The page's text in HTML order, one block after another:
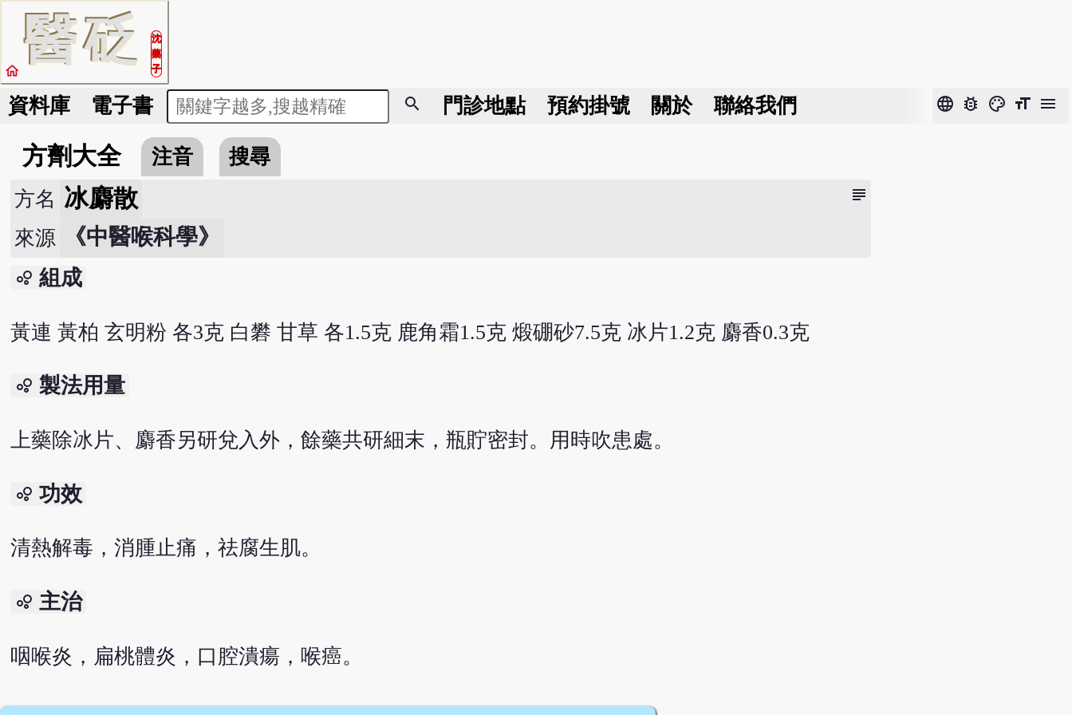
醫砭
沈
藥
子
home
資料庫 電子書 search 門診地點 預約掛號 關於 聯絡我們 language bug_report color_lens format_size menu
方劑大全 注音 搜尋
subject
方名 冰麝散
來源 《中醫喉科學》
bubble_chart 組成
黃連 黃柏 玄明粉 各3克 白礬 甘草 各1.5克 鹿角霜1.5克 煅硼砂7.5克 冰片1.2克 麝香0.3克
bubble_chart 製法用量
上藥除冰片、麝香另研兌入外，餘藥共研細末，瓶貯密封。用時吹患處。
bubble_chart 功效
清熱解毒，消腫止痛，祛腐生肌。
bubble_chart 主治
咽喉炎，扁桃體炎，口腔潰瘍，喉癌。